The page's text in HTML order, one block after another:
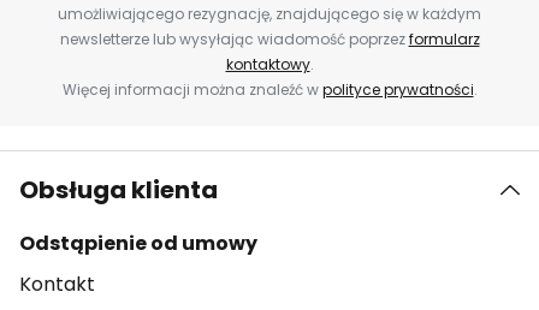
umożliwiającego rezygnację, znajdującego się w każdym
newsletterze lub wysyłając wiadomość poprzezformularz
kontaktowy.
Więcej informacji można znaleźć wpolityce prywatności.
Obsługa klienta
Odstąpienie od umowy
Kontakt